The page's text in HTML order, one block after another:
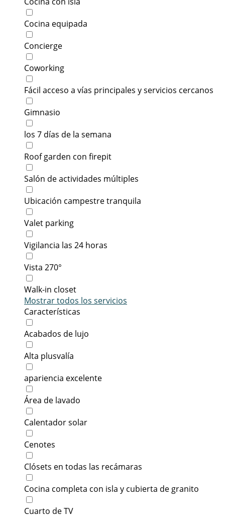
Cocina equipada
Concierge
Coworking
Fácil acceso a vías principales y servicios cercanos
Gimnasio
los 7 días de la semana
Roof garden con firepit
Salón de actividades múltiples
Ubicación campestre tranquila
Valet parking
Vigilancia las 24 horas
Vista 270°
Walk-in closet
Mostrar todos los servicios
Características
Acabados de lujo
Alta plusvalía
apariencia excelente
Área de lavado
Calentador solar
Cenotes
Clósets en todas las recámaras
Cocina completa con isla y cubierta de granito
Cuarto de TV